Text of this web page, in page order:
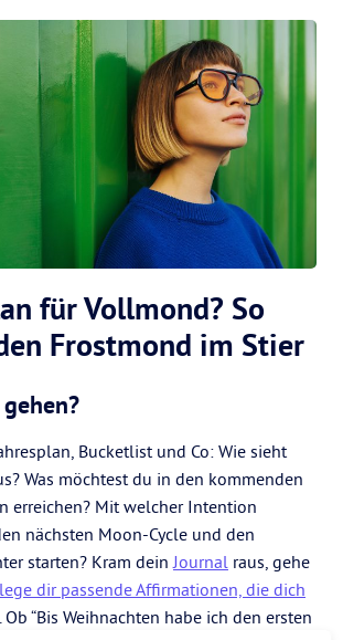
für Vollmond? So
Frostmond im Stier
Bucketlist und Co: Wie sieht
Was möchtest du in den kommenden
erreichen? Mit welcher Intention
nächsten Moon-Cycle und den
starten? Kram deinJournal raus, gehe
dir passende Affirmationen, die dich
. Ob “Bis Weihnachten habe ich den ersten